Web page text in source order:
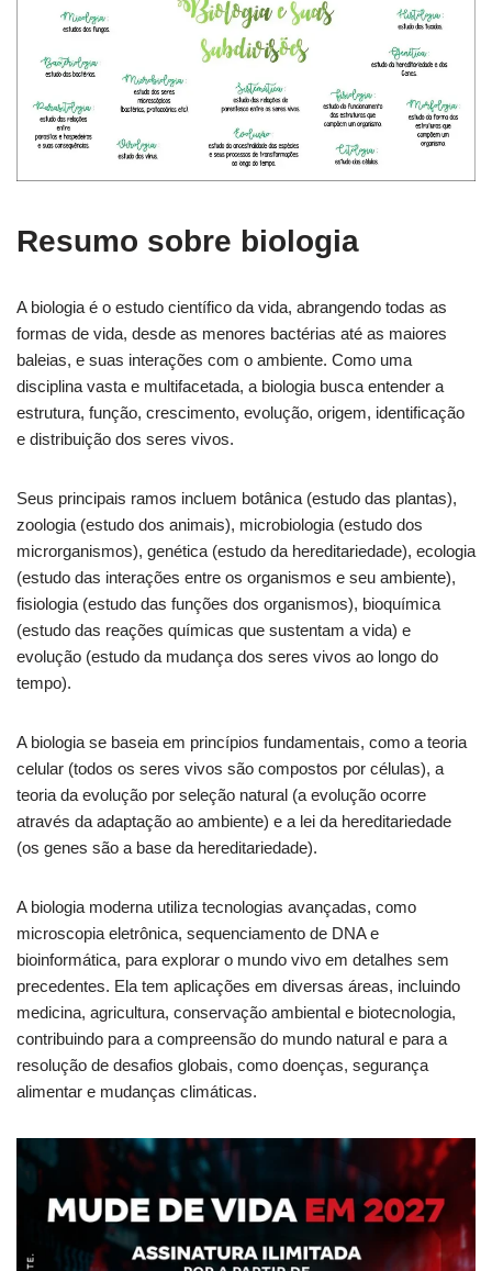
Resumo sobre biologia
A biologia é o estudo científico da vida, abrangendo todas as
formas de vida, desde as menores bactérias até as maiores
baleias, e suas interações com o ambiente. Como uma
disciplina vasta e multifacetada, a biologia busca entender a
estrutura, função, crescimento, evolução, origem, identificação
e distribuição dos seres vivos.
Seus principais ramos incluem botânica (estudo das plantas),
zoologia (estudo dos animais), microbiologia (estudo dos
microrganismos), genética (estudo da hereditariedade), ecologia
(estudo das interações entre os organismos e seu ambiente),
fisiologia (estudo das funções dos organismos), bioquímica
(estudo das reações químicas que sustentam a vida) e
evolução (estudo da mudança dos seres vivos ao longo do
tempo).
A biologia se baseia em princípios fundamentais, como a teoria
celular (todos os seres vivos são compostos por células), a
teoria da evolução por seleção natural (a evolução ocorre
através da adaptação ao ambiente) e a lei da hereditariedade
(os genes são a base da hereditariedade).
A biologia moderna utiliza tecnologias avançadas, como
microscopia eletrônica, sequenciamento de DNA e
bioinformática, para explorar o mundo vivo em detalhes sem
precedentes. Ela tem aplicações em diversas áreas, incluindo
medicina, agricultura, conservação ambiental e biotecnologia,
contribuindo para a compreensão do mundo natural e para a
resolução de desafios globais, como doenças, segurança
alimentar e mudanças climáticas.